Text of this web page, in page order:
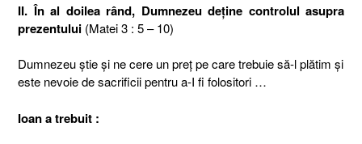
II. În al doilea rând, Dumnezeu deţine controlul asupra
prezentului (Matei 3 : 5 – 10)
Dumnezeu ştie şi ne cere un preţ pe care trebuie să-l plătim şi
este nevoie de sacrificii pentru a-I fi folositori …
Ioan a trebuit :